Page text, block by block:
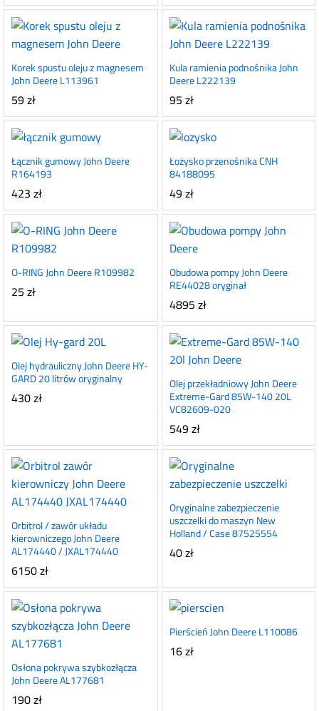
Korek spustu oleju z magnesem
John Deere L113961
59zł
Kula ramienia podnośnika John
Deere L222139
95zł
Łącznik gumowy John Deere
R164193
423zł
Łożysko przenośnika CNH
84188095
49zł
O-RING John Deere R109982
25zł
Obudowa pompy John Deere
RE44028 oryginał
4895zł
Olej hydrauliczny John Deere HY-
GARD 20 litrów oryginalny
430zł
Olej przekładniowy John Deere
Extreme-Gard 85W-140 20L
VC82609-020
549zł
Orbitrol / zawór układu
kierowniczego John Deere
AL174440 / JXAL174440
6150zł
Oryginalne zabezpieczenie
uszczelki do maszyn New
Holland / Case 87525554
40zł
Osłona pokrywa szybkozłącza
John Deere AL177681
190zł
Pierścień John Deere L110086
16zł